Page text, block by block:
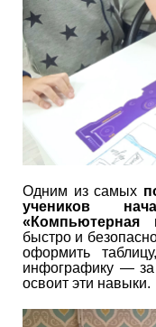
Одним из самых
учеников
«Компьютерная
быстро и
оформить
инфографику — за
освоит эти навыки.